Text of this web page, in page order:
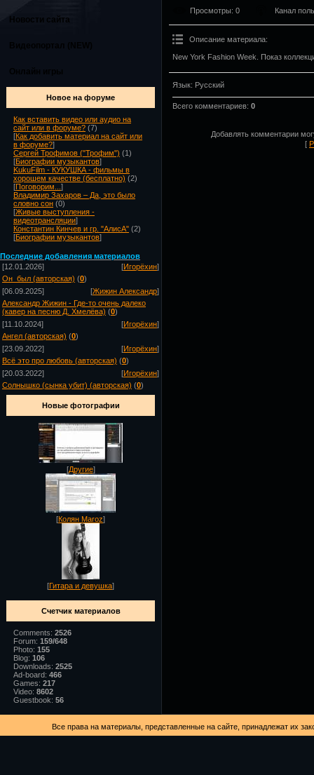
Новости сайта
Новое на форуме
Как вставить видео или аудио на
сайт или в форуме? (7)
[Как добавить материал на сайт или
в форуме?]
Сергей Трофимов ("Трофим") (1)
[Биографии музыкантов]
KukuFilm - КУКУШКА - фильмы в
хорошем качестве (бесплатно) (2)
[Поговорим... ]
Владимир Захаров – Да, это было
словно сон (0)
[Живые выступления -
видеотрансляции]
Константин Кинчев и гр. "АлисА" (2)
[Биографии музыкантов]
Последние добавления материалов
[12.01.2026]
[Игорёхин]
Он_был (авторская) (0)
[06.09.2025]
[Жижин Александр]
Александр Жижин - Где-то очень далеко
(кавер на песню Д. Хмелёва) (0)
[11.10.2024]
[Игорёхин]
Ангел (авторская) (0)
[23.09.2022]
[Игорёхин]
Всё это про любовь (авторская) (0)
[20.03.2022]
[Игорёхин]
Солнышко (сынка убит) (авторская) (0)
Новые фотографии
[Другие]
[Колян Maroz]
[Гитара и девушка]
Счетчик материалов
Comments: 2526
Forum: 159/648
Photo: 155
Blog: 106
Downloads: 2525
Ad-board: 466
Games: 217
Video: 8602
Guestbook: 56
Просмотры: 0 Канал
Описание материала:
New York Fashion Week. Показ
Язык: Русский
Всего комментариев: 0
Добавлять комментарии
[
Все права на материалы, представленные на сайте, принадлежат их